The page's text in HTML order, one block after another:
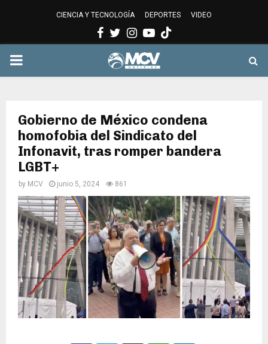
CIENCIA Y TECNOLOGÍA DEPORTES VIDEO
Facebook
Twitter
Instagram
Youtube
PRIMARY
Gobierno de México condena
homofobia del Sindicato del
Infonavit, tras romper bandera
LGBT+
by MCV junio 5, 2024 861